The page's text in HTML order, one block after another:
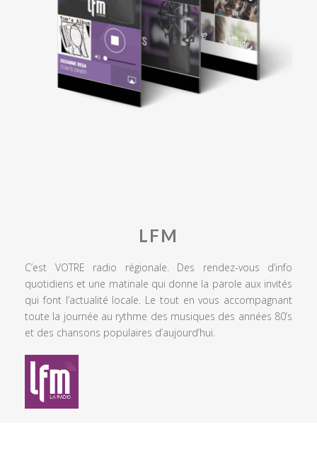
LFM
C’est VOTRE radio régionale. Des rendez-vous d’info
quotidiens et une matinale qui donne la parole aux invités
qui font l’actualité locale. Le tout en vous accompagnant
toute la journée au rythme des musiques des années 80’s
et des chansons populaires d’aujourd’hui.